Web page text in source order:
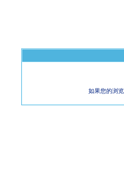
如果您的浏